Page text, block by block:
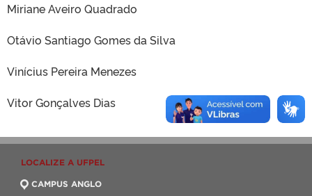
Miriane Aveiro Quadrado
Otávio Santiago Gomes da Silva
Vinícius Pereira Menezes
Vitor Gonçalves Dias
LOCALIZE A UFPEL
CAMPUS ANGLO